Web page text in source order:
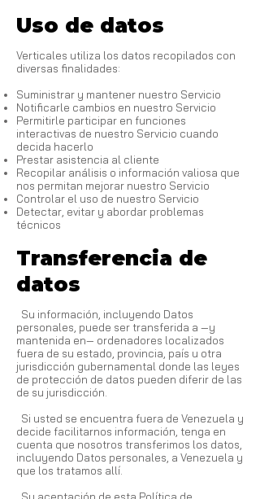
Uso de datos
Verticales utiliza los datos recopilados con
diversas finalidades:
Suministrar y mantener nuestro Servicio
Notificarle cambios en nuestro Servicio
Permitirle participar en funciones
interactivas de nuestro Servicio cuando
decida hacerlo
Prestar asistencia al cliente
Recopilar análisis o información valiosa que
nos permitan mejorar nuestro Servicio
Controlar el uso de nuestro Servicio
Detectar, evitar y abordar problemas
técnicos
Transferencia de
datos
Su información, incluyendo Datos
personales, puede ser transferida a —y
mantenida en— ordenadores localizados
fuera de su estado, provincia, país u otra
jurisdicción gubernamental donde las leyes
de protección de datos pueden diferir de las
de su jurisdicción.
Si usted se encuentra fuera de Venezuela y
decide facilitarnos información, tenga en
cuenta que nosotros transferimos los datos,
incluyendo Datos personales, a Venezuela y
que los tratamos allí.